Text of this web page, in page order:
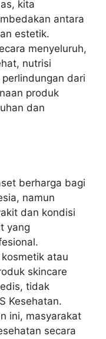
kita
antara
estetik.
menyeluruh,
nutrisi
dari
produk
dan
berharga bagi
namun
dan kondisi
yang
atau
skincare
tidak
Kesehatan.
ini, masyarakat
secara